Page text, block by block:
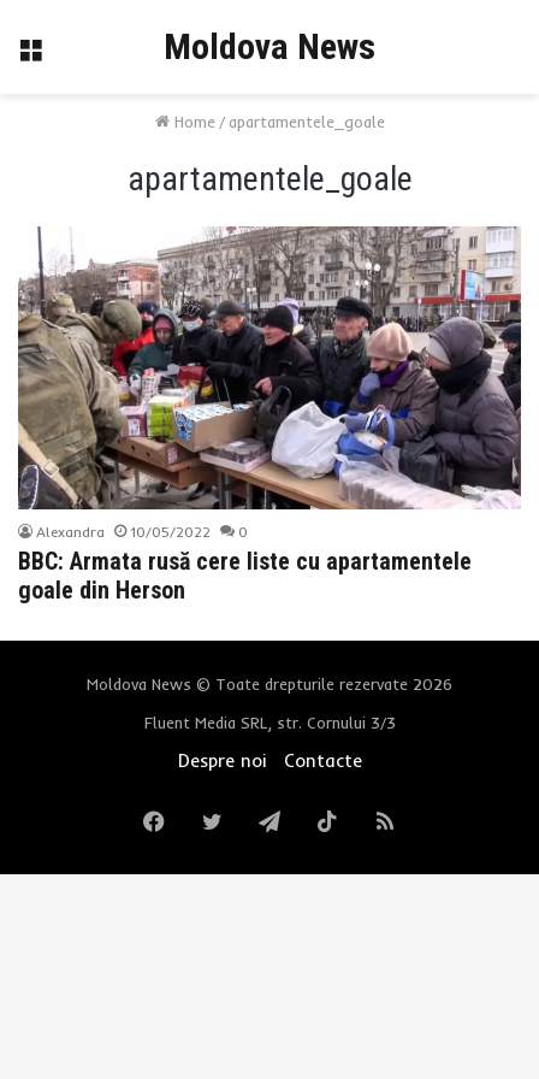
Menu Moldova News
Home / apartamentele_goale
apartamentele_goale
Alexandra 10/05/2022 0
BBC: Armata rusă cere liste cu apartamentele
goale din Herson
Moldova News © Toate drepturile rezervate 2026
Fluent Media SRL, str. Cornului 3/3
Despre noi Contacte
FacebookTwitterTelegramTikTokRSS